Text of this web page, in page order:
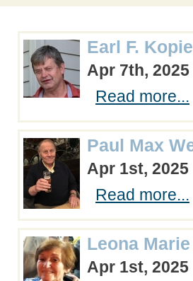
Earl F.
Apr 7th, 2025
Read more...
Paul Max
Apr 1st, 2025
Read more...
Leona
Apr 1st, 2025